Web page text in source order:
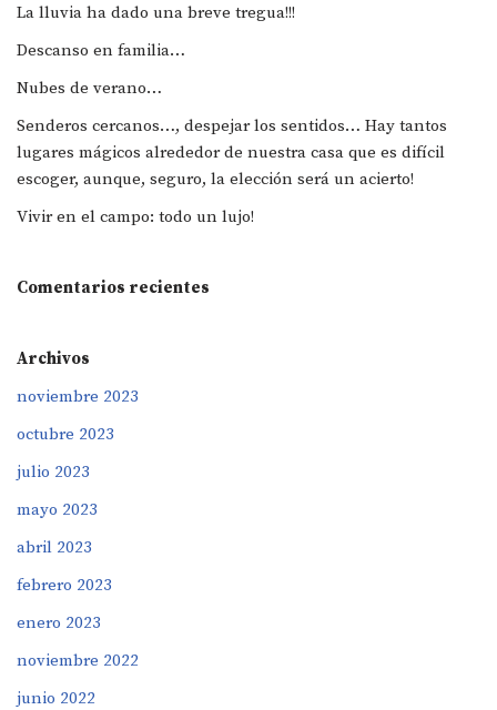
La lluvia ha dado una breve tregua!!!
Descanso en familia…
Nubes de verano…
Senderos cercanos…, despejar los sentidos… Hay tantos
lugares mágicos alrededor de nuestra casa que es difícil
escoger, aunque, seguro, la elección será un acierto!
Vivir en el campo: todo un lujo!
Comentarios recientes
Archivos
noviembre 2023
octubre 2023
julio 2023
mayo 2023
abril 2023
febrero 2023
enero 2023
noviembre 2022
junio 2022